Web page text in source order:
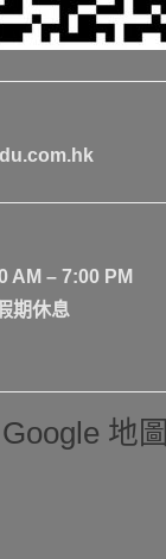
AM – 7:00 PM
期休息
Google 地圖